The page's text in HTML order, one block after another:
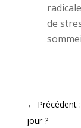
de
← Précédent
jour ?